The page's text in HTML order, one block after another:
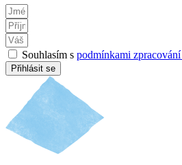
Souhlasím s podmínkami zpracování
Přihlásit se